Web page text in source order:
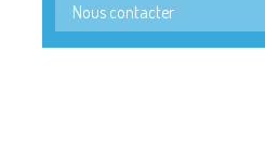
Nous contacter